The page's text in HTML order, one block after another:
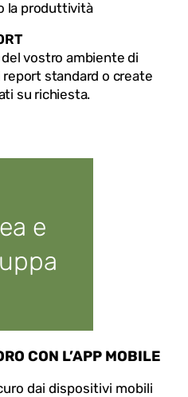
la produttività
vostro ambiente di
standard o create
su richiesta.
e
CON L’APP MOBILE
dai dispositivi mobili